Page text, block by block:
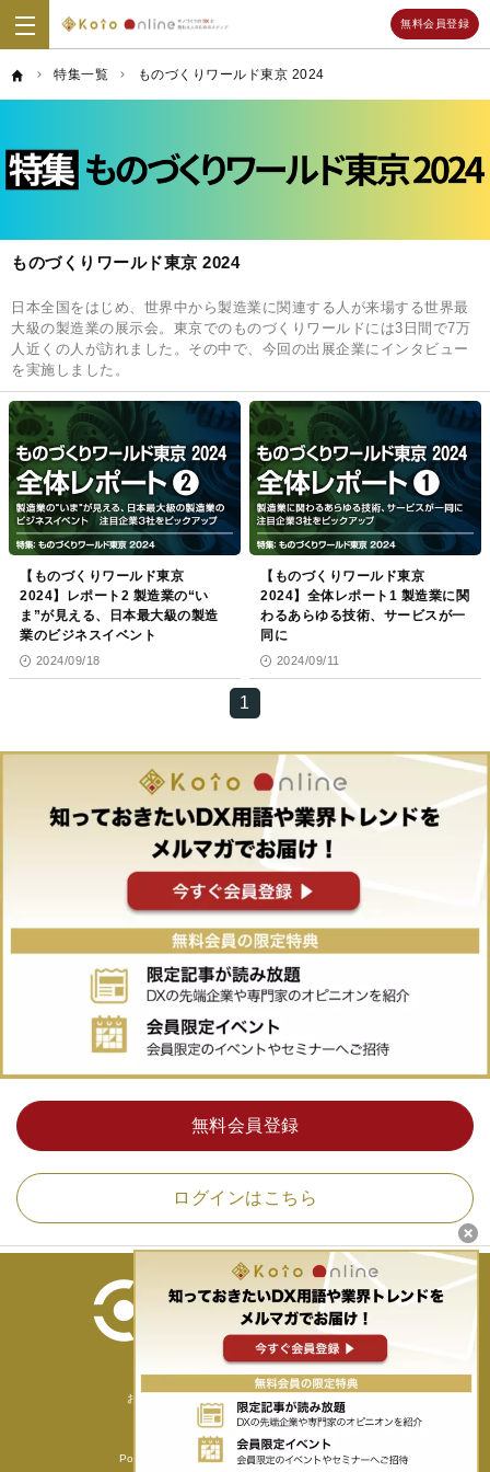
Koto
無料会員登録
特集一覧 ものづくりワールド東京 2024
ものづくりワールド東京 2024
日本全国をはじめ、世界中から製造業に関連する人が来場する世界最
大級の製造業の展示会。東京でのものづくりワールドには3日間で7万
人近くの人が訪れました。その中で、今回の出展企業にインタビュー
を実施しました。
記
事
一
覧
【ものづくりワールド東京
2024】レポート2 製造業の“い
ま”が見える、日本最大級の製造
業のビジネスイベント
2024/09/18
【ものづくりワールド東京
2024】全体レポート1 製造業に関
わるあらゆる技術、サービスが一
同に
2024/09/11
1
無料会員登録
ログインはこちら
ホーム
運営者情報
お問い合わせ
個人情報保護方針
Powerd by © Core Concept Technologies Inc.